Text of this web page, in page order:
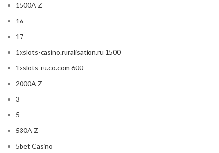
1500A Z
16
17
1xslots-casino.ruralisation.ru 1500
1xslots-ru.co.com 600
2000A Z
3
5
530A Z
5bet Casino